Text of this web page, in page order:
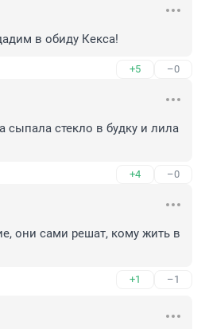
в обиду Кекса!
+5 –0
сыпала стекло в будку и лила
+4 –0
они сами решат, кому жить в
+1 –1